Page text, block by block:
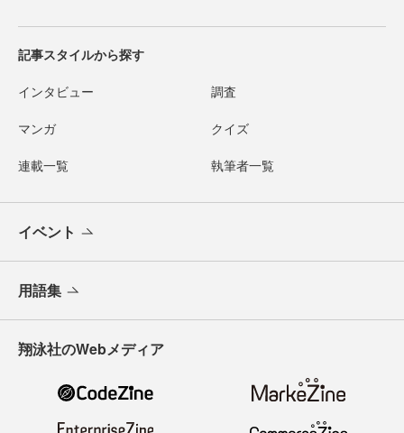
記事スタイルから探す
インタビュー 調査
マンガ クイズ
連載一覧 執筆者一覧
イベント
用語集
翔泳社のWebメディア